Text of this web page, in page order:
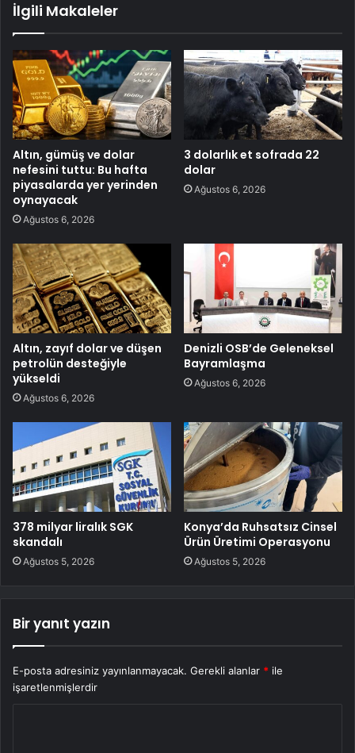
İlgili Makaleler
Altın, gümüş ve dolar
nefesini tuttu: Bu hafta
piyasalarda yer yerinden
oynayacak
Ağustos 6, 2026
3 dolarlık et sofrada 22
dolar
Ağustos 6, 2026
Altın, zayıf dolar ve düşen
petrolün desteğiyle
yükseldi
Ağustos 6, 2026
Denizli OSB’de Geleneksel
Bayramlaşma
Ağustos 6, 2026
378 milyar liralık SGK
skandalı
Ağustos 5, 2026
Konya’da Ruhsatsız Cinsel
Ürün Üretimi Operasyonu
Ağustos 5, 2026
Bir yanıt yazın
E-posta adresiniz yayınlanmayacak. Gerekli alanlar * ile
işaretlenmişlerdir